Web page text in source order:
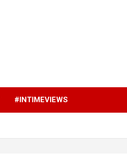
#INTIMEVIEWS